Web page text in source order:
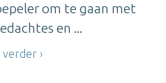
om te gaan met
en ...
verder